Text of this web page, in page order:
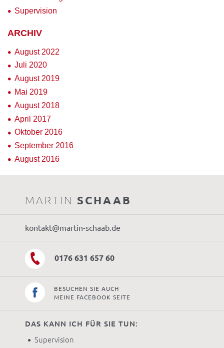
Supervision
ARCHIV
August 2022
Juli 2020
August 2019
Mai 2019
August 2018
April 2017
Oktober 2016
September 2016
August 2016
MARTIN SCHAAB
kontakt@martin-schaab.de
0176 631 657 60
BESUCHEN SIE AUCH
MEINE FACEBOOK SEITE
DAS KANN ICH FÜR SIE TUN:
Supervision